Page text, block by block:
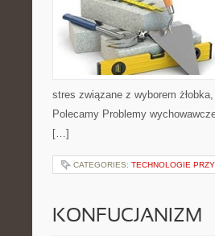
stres związane z wyborem
Polecamy Problemy
[…]
CATEGORIES: TECHNOLOGIE
KONFUCJANIZM